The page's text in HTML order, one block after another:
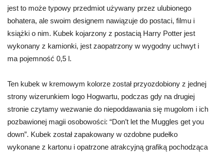
jest to może typowy przedmiot używany przez ulubionego
bohatera, ale swoim designem nawiązuje do postaci, filmu i
książki o nim. Kubek kojarzony z postacią Harry Potter jest
wykonany z kamionki, jest zaopatrzony w wygodny uchwyt i
ma pojemność 0,5 l.
Ten kubek w kremowym kolorze został przyozdobiony z jednej
strony wizerunkiem logo Hogwartu, podczas gdy na drugiej
stronie czytamy wezwanie do niepoddawania się mugolom i ich
pozbawionej magii osobowości: “Don’t let the Muggles get you
down”. Kubek został zapakowany w ozdobne pudełko
wykonane z kartonu i opatrzone atrakcyjną grafiką pochodząca